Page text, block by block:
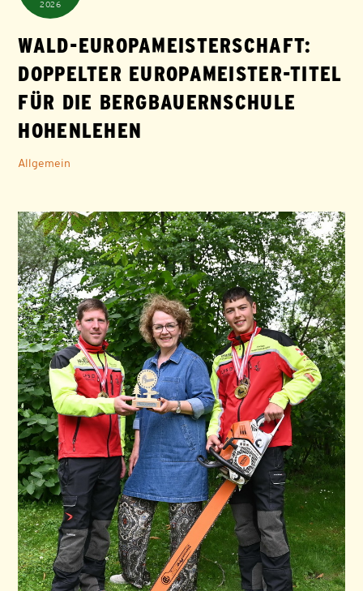
2026
WALD-EUROPAMEISTERSCHAFT:
DOPPELTER EUROPAMEISTER-TITEL
FÜR DIE BERGBAUERNSCHULE
HOHENLEHEN
Allgemein